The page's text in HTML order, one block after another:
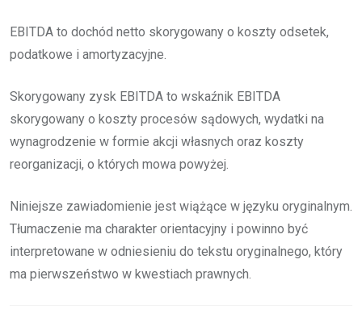
EBITDA to dochód netto skorygowany o koszty odsetek,
podatkowe i amortyzacyjne.
Skorygowany zysk EBITDA to wskaźnik EBITDA
skorygowany o koszty procesów sądowych, wydatki na
wynagrodzenie w formie akcji własnych oraz koszty
reorganizacji, o których mowa powyżej.
Niniejsze zawiadomienie jest wiążące w języku oryginalnym.
Tłumaczenie ma charakter orientacyjny i powinno być
interpretowane w odniesieniu do tekstu oryginalnego, który
ma pierwszeństwo w kwestiach prawnych.